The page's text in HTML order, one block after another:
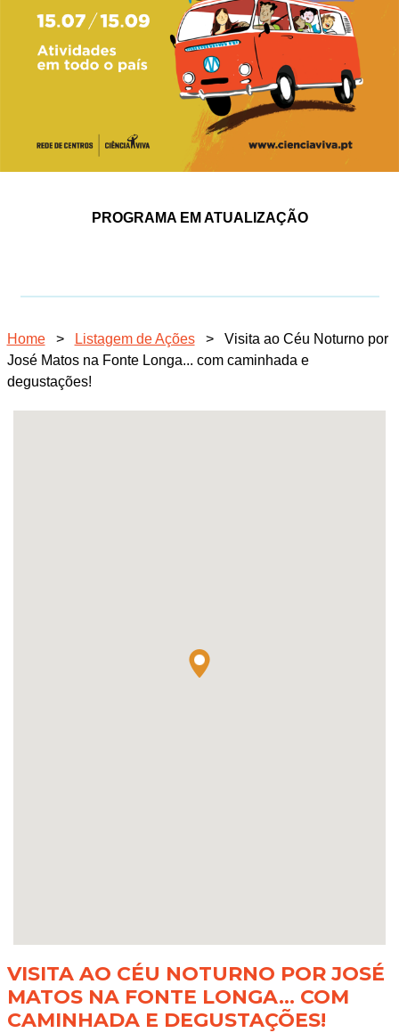
PROGRAMA EM ATUALIZAÇÃO
Home > Listagem de Ações >
Visita ao Céu Noturno por
José Matos na Fonte Longa... com caminhada e
degustações!
VISITA AO CÉU NOTURNO POR JOSÉ
MATOS NA FONTE LONGA... COM
CAMINHADA E DEGUSTAÇÕES!